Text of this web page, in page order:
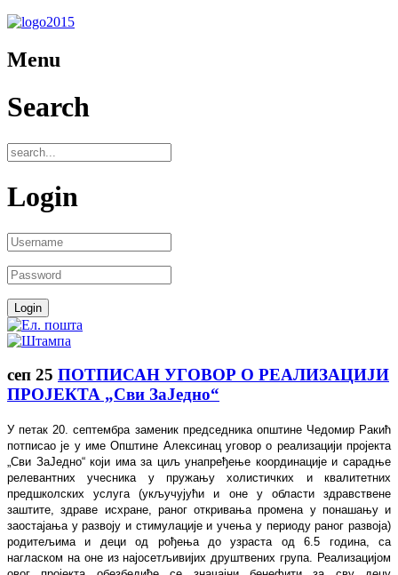
Menu
Search
Login
сеп 25 ПОТПИСАН УГОВОР О РЕАЛИЗАЦИЈИ
ПРОЈЕКТА „Сви ЗаЈедно“
У петак 20. септембра заменик председника општине Чедомир Ракић
потписао је у име Општине Алексинац уговор о реализацији пројекта
„Сви ЗаЈедно“ који има за циљ унапређење координације и сарадње
релевантних учесника у пружању холистичких и квалитетних
предшколских услуга (укључујући и оне у области здравствене
заштите, здраве исхране, раног откривања промена у понашању и
заостајања у развоју и стимулације и учења у периодураног развоја)
родитељима и деци од рођења до узраста од 6.5 година, са
нагласком на оне из најосетљивијих друштвених група. Реализацијом